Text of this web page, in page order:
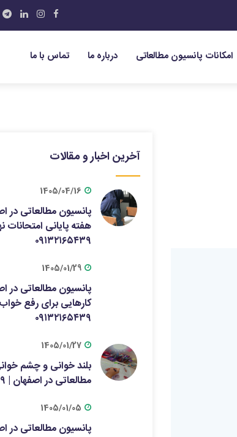
امکانات پانسیون مطالعاتی درباره ما تماس با ما
آخرین اخبار و مقالات
1405/04/16
پانسیون مطالعاتی در
۰۹۱۳۲۱۶۵۴۳۹
1405/01/29
پانسیون مطالعاتی در
کارهایی برای رفع
۰۹۱۳۲۱۶۵۴۳۹
1405/01/27
بلند خوانی و چشم
مطالعاتی در اصفهان | ۰۹۱۳۲۱۶۵۴۳۹
1405/01/05
پانسیون مطالعاتی در